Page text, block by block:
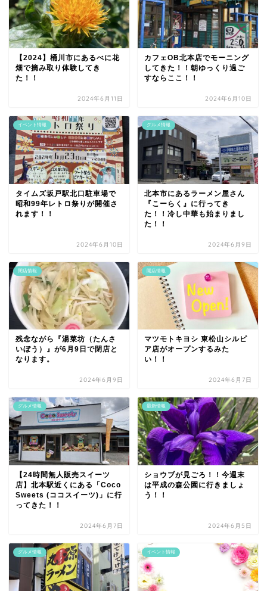
【2024】桶川市にあるべに花
畑で摘み取り体験してき
た！！
2024年6月11日
カフェOB北本店でモーニング
してきた！！朝ゆっくり過ご
すならここ！！
2024年6月10日
イベント情報
タイムズ坂戸駅北口駐車場で
昭和99年レトロ祭りが開催さ
れます！！
2024年6月10日
グルメ情報
北本市にあるラーメン屋さん
『こーらく』に行ってき
た！！冷し中華も始まりまし
た！！
2024年6月9日
閉店情報
残念ながら『湯菜坊（たんさ
いぼう）』が6月9日で閉店と
なります。
2024年6月9日
開店情報
マツモトキヨシ 東松山シルピ
ア店がオープンするみた
い！！
2024年6月7日
グルメ情報
【24時間無人販売スイーツ
店】北本駅近くにある「Coco
Sweets (ココスイーツ)」に行
ってきた！！
2024年6月7日
最新情報
ショウブが見ごろ！！今週末
は平成の森公園に行きましょ
う！！
2024年6月5日
グルメ情報 イベント情報